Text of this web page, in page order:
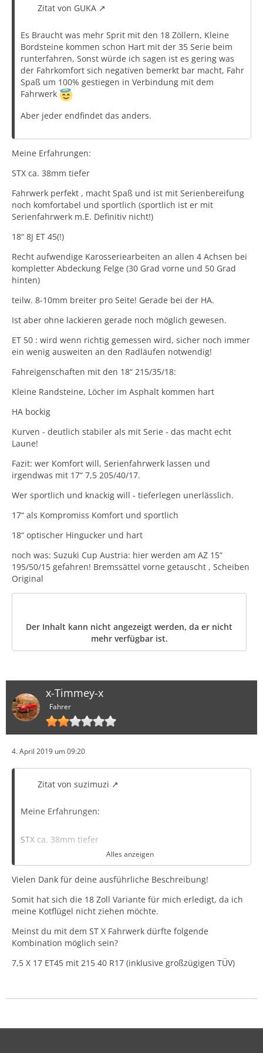
Zitat von GUKA
Es Braucht was mehr Sprit mit den 18 Zöllern, Kleine
Bordsteine kommen schon Hart mit der 35 Serie beim
runterfahren, Sonst würde ich sagen ist es gering was
der Fahrkomfort sich negativen bemerkt bar macht, Fahr
Spaß um 100% gestiegen in Verbindung mit dem
Fahrwerk
Aber jeder endfindet das anders.
Meine Erfahrungen:
STX ca. 38mm tiefer
Fahrwerk perfekt , macht Spaß und ist mit Serienbereifung
noch komfortabel und sportlich (sportlich ist er mit
Serienfahrwerk m.E. Definitiv nicht!)
18“ 8J ET 45(!)
Recht aufwendige Karosseriearbeiten an allen 4 Achsen bei
kompletter Abdeckung Felge (30 Grad vorne und 50 Grad
hinten)
teilw. 8-10mm breiter pro Seite! Gerade bei der HA.
Ist aber ohne lackieren gerade noch möglich gewesen.
ET 50 : wird wenn richtig gemessen wird, sicher noch immer
ein wenig ausweiten an den Radläufen notwendig!
Fahreigenschaften mit den 18“ 215/35/18:
Kleine Randsteine, Löcher im Asphalt kommen hart
HA bockig
Kurven - deutlich stabiler als mit Serie - das macht echt
Laune!
Fazit: wer Komfort will, Serienfahrwerk lassen und
irgendwas mit 17“ 7,5 205/40/17.
Wer sportlich und knackig will - tieferlegen unerlässlich.
17“ als Kompromiss Komfort und sportlich
18“ optischer Hingucker und hart
noch was: Suzuki Cup Austria: hier werden am AZ 15“
195/50/15 gefahren! Bremssättel vorne getauscht , Scheiben
Original
Der Inhalt kann nicht angezeigt werden, da er nicht
mehr verfügbar ist.
x-Timmey-x
Fahrer
4. April 2019 um 09:20
Zitat von suzimuzi
Meine Erfahrungen:
STX ca. 38mm tiefer
Fahrwerk perfekt , macht Spaß und ist mit
Serienbereifung noch komfortabel und sportlich
18“ 8J ET 45(!)
Recht aufwendige Karosseriearbeiten an allen 4 Achsen
bei kompletter Abdeckung Felge (30 Grad vorne und 50
teilw. 8-10mm breiter pro Seite! Gerade bei der HA.
Ist aber ohne lackieren gerade noch möglich gewesen.
Alles anzeigen
Vielen Dank für deine ausführliche Beschreibung!
Somit hat sich die 18 Zoll Variante für mich erledigt, da ich
meine Kotflügel nicht ziehen möchte.
Meinst du mit dem ST X Fahrwerk dürfte folgende
Kombination möglich sein?
7,5 X 17 ET45 mit 215 40 R17 (inklusive großzügigen TÜV)